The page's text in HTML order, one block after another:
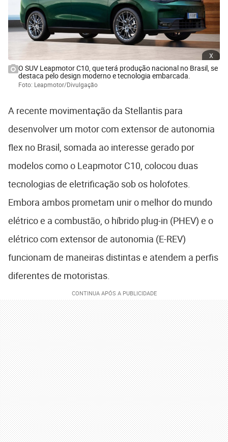
x
O SUV Leapmotor C10, que terá produção nacional no Brasil, se
destaca pelo design moderno e tecnologia embarcada.
Foto: Leapmotor/Divulgação
A recente movimentação da Stellantis para
desenvolver um motor com extensor de autonomia
flex no Brasil, somada ao interesse gerado por
modelos como o Leapmotor C10, colocou duas
tecnologias de eletrificação sob os holofotes.
Embora ambos prometam unir o melhor do mundo
elétrico e a combustão, o híbrido plug-in (PHEV) e o
elétrico com extensor de autonomia (E-REV)
funcionam de maneiras distintas e atendem a perfis
diferentes de motoristas.